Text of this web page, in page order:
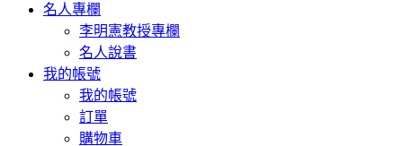
名人專欄
李明憲教授專欄
名人說書
我的帳號
我的帳號
訂單
購物車